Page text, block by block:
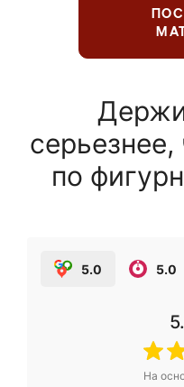
по
5.0 5.0
На